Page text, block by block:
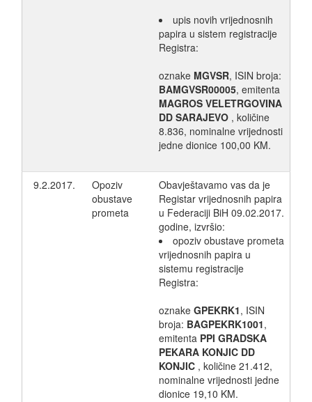
upis novih vrijednosnih
papira u sistem registracije
Registra:
oznake MGVSR, ISIN broja:
BAMGVSR00005, emitenta
MAGROS VELETRGOVINA
DD SARAJEVO , količine
8.836, nominalne vrijednosti
jedne dionice 100,00 KM.
9.2.2017.
Opoziv
obustave
prometa
Obavještavamo vas da je
Registar vrijednosnih papira
u Federaciji BiH 09.02.2017.
godine, izvršio:
opoziv obustave prometa
vrijednosnih papira u
sistemu registracije
Registra:
oznake GPEKRK1, ISIN
broja: BAGPEKRK1001,
emitenta PPI GRADSKA
PEKARA KONJIC DD
KONJIC , količine 21.412,
nominalne vrijednosti jedne
dionice 19,10 KM.